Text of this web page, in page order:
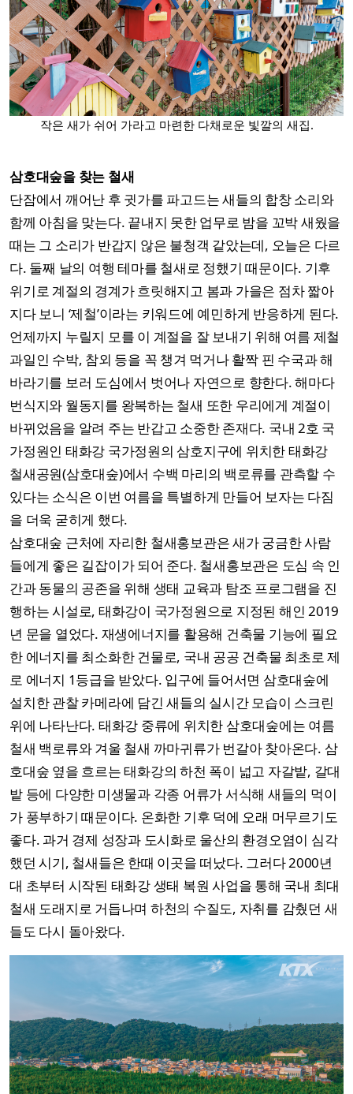
작은 새가 쉬어 가라고 마련한 다채로운 빛깔의 새집.
삼호대숲을 찾는 철새
단잠에서 깨어난 후 귓가를 파고드는 새들의 합창 소리와
함께 아침을 맞는다. 끝내지 못한 업무로 밤을 꼬박 새웠을
때는 그 소리가 반갑지 않은 불청객 같았는데, 오늘은 다르
다. 둘째 날의 여행 테마를 철새로 정했기 때문이다. 기후
위기로 계절의 경계가 흐릿해지고 봄과 가을은 점차 짧아
지다 보니 ‘제철’이라는 키워드에 예민하게 반응하게 된다.
언제까지 누릴지 모를 이 계절을 잘 보내기 위해 여름 제철
과일인 수박, 참외 등을 꼭 챙겨 먹거나 활짝 핀 수국과 해
바라기를 보러 도심에서 벗어나 자연으로 향한다. 해마다
번식지와 월동지를 왕복하는 철새 또한 우리에게 계절이
바뀌었음을 알려 주는 반갑고 소중한 존재다. 국내 2호 국
가정원인 태화강 국가정원의 삼호지구에 위치한 태화강
철새공원(삼호대숲)에서 수백 마리의 백로류를 관측할 수
있다는 소식은 이번 여름을 특별하게 만들어 보자는 다짐
을 더욱 굳히게 했다.
삼호대숲 근처에 자리한 철새홍보관은 새가 궁금한 사람
들에게 좋은 길잡이가 되어 준다. 철새홍보관은 도심 속 인
간과 동물의 공존을 위해 생태 교육과 탐조 프로그램을 진
행하는 시설로, 태화강이 국가정원으로 지정된 해인 2019
년 문을 열었다. 재생에너지를 활용해 건축물 기능에 필요
한 에너지를 최소화한 건물로, 국내 공공 건축물 최초로 제
로 에너지 1등급을 받았다. 입구에 들어서면 삼호대숲에
설치한 관찰 카메라에 담긴 새들의 실시간 모습이 스크린
위에 나타난다. 태화강 중류에 위치한 삼호대숲에는 여름
철새 백로류와 겨울 철새 까마귀류가 번갈아 찾아온다. 삼
호대숲 옆을 흐르는 태화강의 하천 폭이 넓고 자갈밭, 갈대
밭 등에 다양한 미생물과 각종 어류가 서식해 새들의 먹이
가 풍부하기 때문이다. 온화한 기후 덕에 오래 머무르기도
좋다. 과거 경제 성장과 도시화로 울산의 환경오염이 심각
했던 시기, 철새들은 한때 이곳을 떠났다. 그러다 2000년
대 초부터 시작된 태화강 생태 복원 사업을 통해 국내 최대
철새 도래지로 거듭나며 하천의 수질도, 자취를 감췄던 새
들도 다시 돌아왔다.